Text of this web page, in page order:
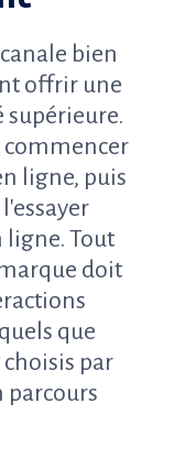
bien
offrir une
supérieure.
commencer
ligne, puis
ligne. Tout
doit
que
par
parcours